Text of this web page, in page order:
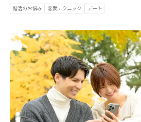
婚活のお悩み 恋愛テクニック デート